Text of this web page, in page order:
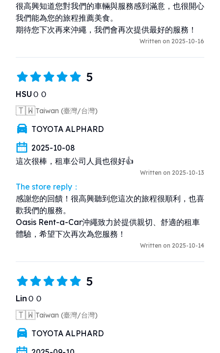
很高興知道您對我們的車輛與服務感到滿意，也很開心
我們能為您的旅程推薦美食。
期待您下次再來沖繩，我們會再次提供最好的服務！
Written on 2025-10-16
5
HSUＯＯ
🇹🇼Taiwan (臺灣/台灣)
TOYOTA ALPHARD
2025-10-08
這次很棒，租車公司人員也很好👍
Written on 2025-10-13
The store reply：
感謝您的回饋！很高興聽到您這次的旅程很順利，也喜
歡我們的服務。
Oasis Rent-a-Car沖繩致力於提供親切、舒適的租車
體驗，希望下次再次為您服務！
Written on 2025-10-14
5
LinＯＯ
🇹🇼Taiwan (臺灣/台灣)
TOYOTA ALPHARD